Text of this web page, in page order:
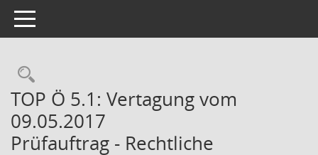
Toggle navigation
Rechercheauswahl
TOP Ö 5.1: Vertagung vom
09.05.2017
Prüfauftrag - Rechtliche